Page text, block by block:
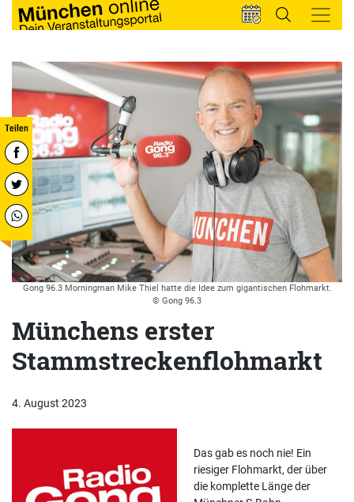
Gong 96.3 Morningman Mike Thiel hatte die Idee zum gigantischen Flohmarkt.
© Gong 96.3
Münchens erster
Stammstreckenflohmarkt
4. August 2023
Das gab es noch nie! Ein
riesiger Flohmarkt, der über
die komplette Länge der